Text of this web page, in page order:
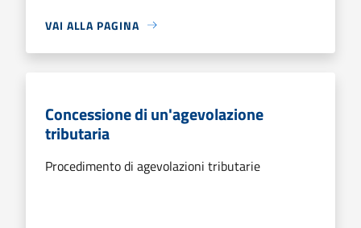
VAI ALLA PAGINA
Concessione di un'agevolazione
tributaria
Procedimento di agevolazioni tributarie